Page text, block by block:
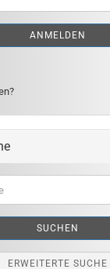
ANMELDEN
SUCHEN
ERWEITERTE SUCHE